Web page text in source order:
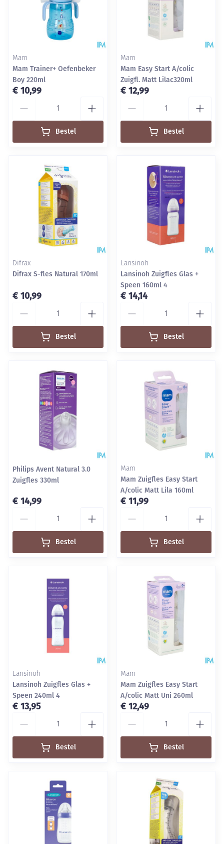
Mam
Mam Trainer+ Oefenbeker
Boy 220ml
€ 10,99
Bestel
Mam
Mam Easy Start A/colic
Zuigfl. Matt Lilac320ml
€ 12,99
Bestel
Difrax
Difrax S-fles Natural 170ml
€ 10,99
Bestel
Lansinoh
Lansinoh Zuigfles Glas +
Speen 160ml 4
€ 14,14
Bestel
Philips Avent Natural 3.0
Zuigfles 330ml
€ 14,99
Bestel
Mam
Mam Zuigfles Easy Start
A/colic Matt Lila 160ml
€ 11,99
Bestel
Lansinoh
Lansinoh Zuigfles Glas +
Speen 240ml 4
€ 13,95
Bestel
Mam
Mam Zuigfles Easy Start
A/colic Matt Uni 260ml
€ 12,49
Bestel